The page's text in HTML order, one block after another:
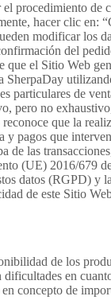
procedimiento
hacer clic
modificar
del
el Sitio Web
de
no
que la
pagos que
las
(UE) 2016/
datos (RGPD)
de este Sitio
de los
en
concepto de